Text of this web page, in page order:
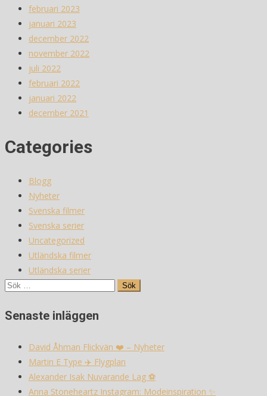
februari 2023
januari 2023
december 2022
november 2022
juli 2022
februari 2022
januari 2022
december 2021
Categories
Blogg
Nyheter
Svenska filmer
Svenska serier
Uncategorized
Utländska filmer
Utländska serier
Sök
Senaste inläggen
David Åhman Flickvän ❤️ – Nyheter
Martin E Type ✈️ Flygplan
Alexander Isak Nuvarande Lag ⚽️
Anna Stoneheartz Instagram: Modeinspiration ✨